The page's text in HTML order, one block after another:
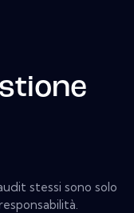
stessi sono solo